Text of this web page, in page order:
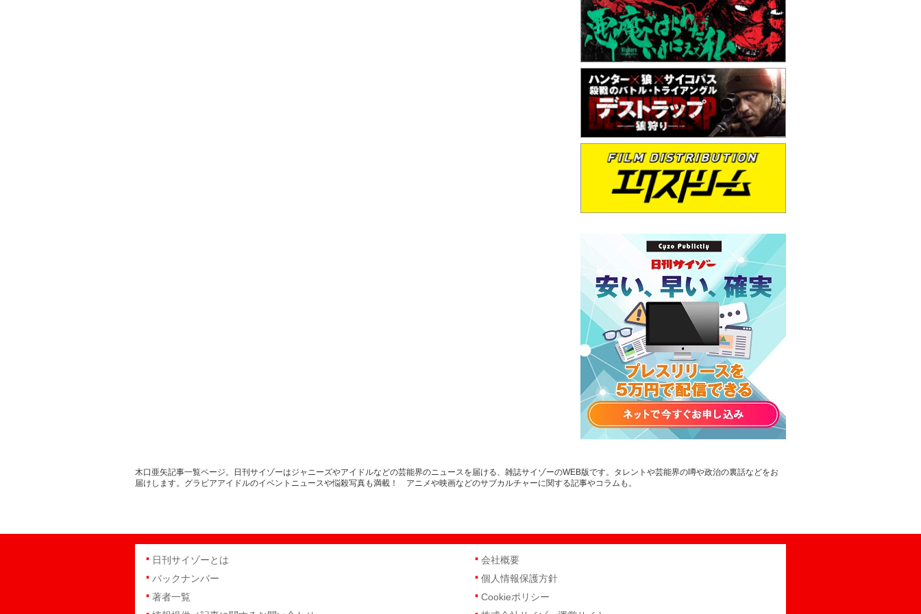
木口亜矢記事一覧ページ。日刊サイゾーはジャニーズやアイドルなどの芸能界のニュースを届ける、雑誌サイゾーのWEB版です。タレントや芸能界の噂や政治の裏話などをお
届けします。グラビアアイドルのイベントニュースや悩殺写真も満載！ アニメや映画などのサブカルチャーに関する記事やコラムも。
日刊サイゾーとは
バックナンバー
著者一覧
会社概要
個人情報保護方針
Cookieポリシー